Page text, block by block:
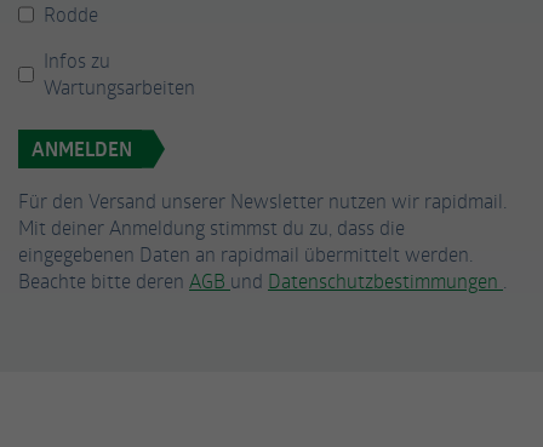
Rodde
Infos zu
Wartungsarbeiten
ANMELDEN
Für den Versand unserer Newsletter nutzen wir rapidmail.
Mit deiner Anmeldung stimmst du zu, dass die
eingegebenen Daten an rapidmail übermittelt werden.
Beachte bitte deren AGB und Datenschutzbestimmungen .